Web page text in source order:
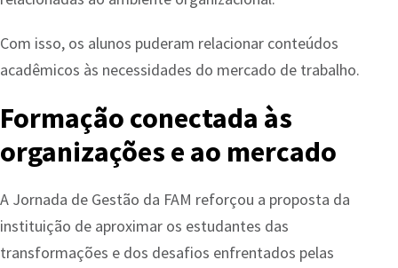
Com isso, os alunos puderam relacionar conteúdos
acadêmicos às necessidades do mercado de trabalho.
Formação conectada às
organizações e ao mercado
A Jornada de Gestão da FAM reforçou a proposta da
instituição de aproximar os estudantes das
transformações e dos desafios enfrentados pelas